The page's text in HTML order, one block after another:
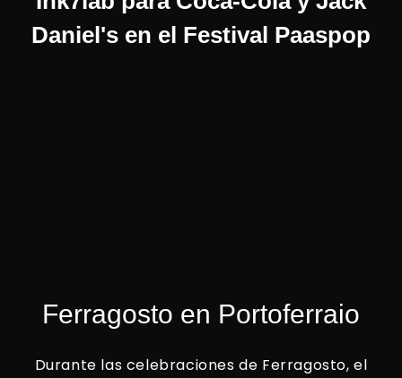
Daniel's en el Festival Paaspop
Ferragosto en Portoferraio
Durante las celebraciones de Ferragosto, el